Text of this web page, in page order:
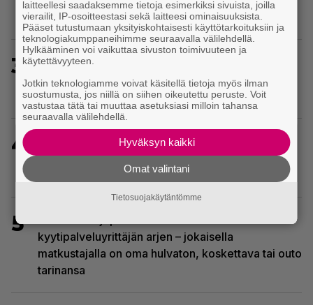
DualSense-ohjaimen kosketuslevyn ympärille
3
Ghost Recon 25 vuotta: nappaa nyt ilmaiseksi
Ghost Recon: Future Soldier sekä merkittävä
Ghost Recon Wildlands -päivitys
4
Sony kertoo kuulleensa PlayStation-pelilevyjen
valmistuksen lopettamisesta nousseen kritiikin –
aikoo silti pysyä suunnitelmassaan
5
kyytipalveluyrittäjän arjen – jokaisella
matkustajalla on oma hulvaton, koskettava tai outo
tarinansa
laitteellesi saadaksemme tietoja esimerkiksi sivuista, joilla
vierailit, IP-osoitteestasi sekä laitteesi ominaisuuksista.
Pääset tutustumaan yksityiskohtaisesti käyttötarkoituksiin ja
teknologiakumppaneihimme seuraavalla välilehdellä.
Hylkääminen voi vaikuttaa sivuston toimivuuteen ja
käytettävyyteen.
Jotkin teknologiamme voivat käsitellä tietoja myös ilman
suostumusta, jos niillä on siihen oikeutettu peruste. Voit
vastustaa tätä tai muuttaa asetuksiasi milloin tahansa
seuraavalla välilehdellä.
Hyväksyn kaikki
Omat valintani
Tietosuojakäytäntömme